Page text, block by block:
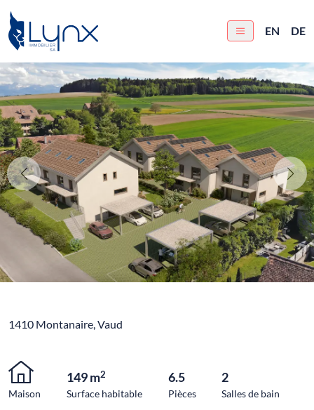
EN DE
1410 Montanaire, Vaud
Maison
149 m2
Surface habitable
6.5
Pièces
2
Salles de bain